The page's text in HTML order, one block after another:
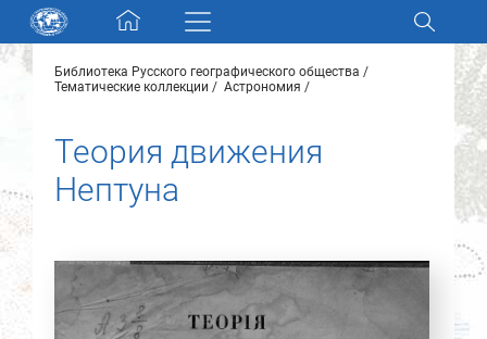
Skip navigation
Разделы и коллекции
Электронный каталог
Новости
О нас
Найти
Библиотека Русского географического общества
Тематические коллекции
Астрономия
Теория движения
Нептуна